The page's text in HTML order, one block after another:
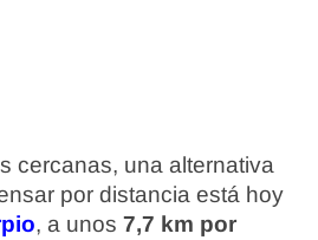
cercanas, una alternativa
por distancia está hoy
, a unos 7,7 km por